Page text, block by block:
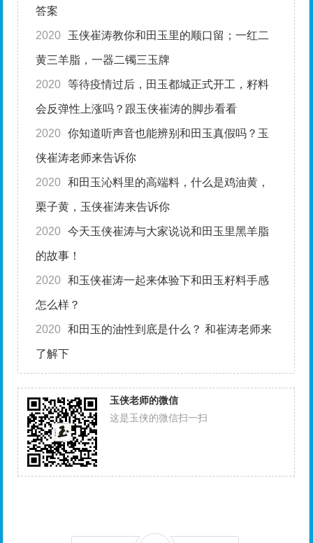
答案
2020 玉侠崔涛教你和田玉里的顺口留；一红二
黄三羊脂，一器二镯三玉牌
2020 等待疫情过后，田玉都城正式开工，籽料
会反弹性上涨吗？跟玉侠崔涛的脚步看看
2020 你知道听声音也能辨别和田玉真假吗？玉
侠崔涛老师来告诉你
2020 和田玉沁料里的高端料，什么是鸡油黄，
栗子黄，玉侠崔涛来告诉你
2020 今天玉侠崔涛与大家说说和田玉里黑羊脂
的故事！
2020 和玉侠崔涛一起来体验下和田玉籽料手感
怎么样？
2020 和田玉的油性到底是什么？ 和崔涛老师来
了解下
玉侠老师的微信
这是玉侠的微信扫一扫